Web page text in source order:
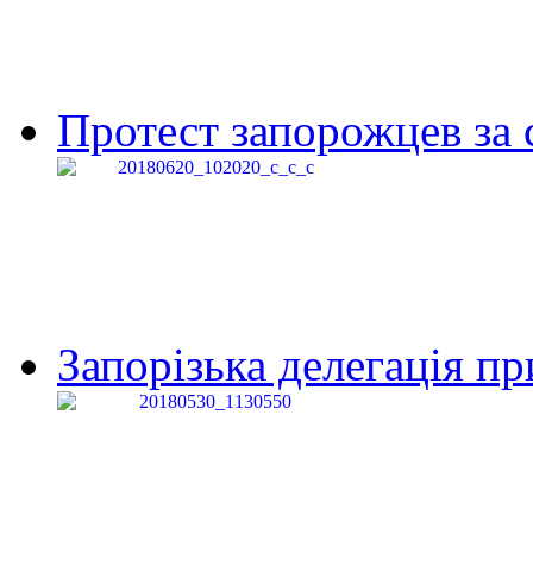
Протест запорожцев за
Запорізька делегація